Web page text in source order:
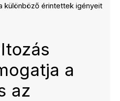
különböző érintettek igényeit
a
az